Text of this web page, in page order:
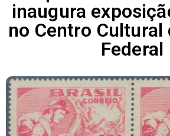
inaugura
no Centro
Federal